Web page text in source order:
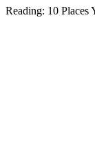
Reading: 10 Places